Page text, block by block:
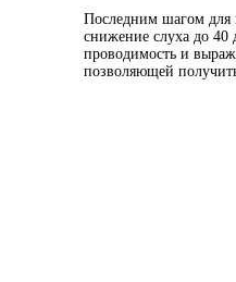
Последним шагом для
снижение слуха до 40
проводимость и
позволяющей